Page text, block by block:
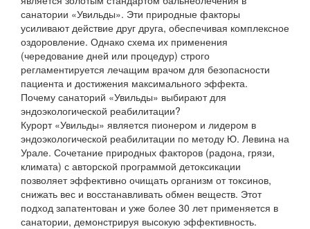
санатории «Увильды». Эти природные факторы
усиливают действие друг друга, обеспечивая комплексное
оздоровление. Однако схема их применения
(чередование дней или процедур) строго
регламентируется лечащим врачом для безопасности
пациента и достижения максимального эффекта.
Почему санаторий «Увильды» выбирают для
эндоэкологической реабилитации?
Курорт «Увильды» является пионером и лидером в
эндоэкологической реабилитации по методу Ю. Левина на
Урале. Сочетание природных факторов (радона, грязи,
климата) с авторской программой детоксикации
позволяет эффективно очищать организм от токсинов,
снижать вес и восстанавливать обмен веществ. Этот
подход запатентован и уже более 30 лет применяется в
санатории, демонстрируя высокую эффективность.